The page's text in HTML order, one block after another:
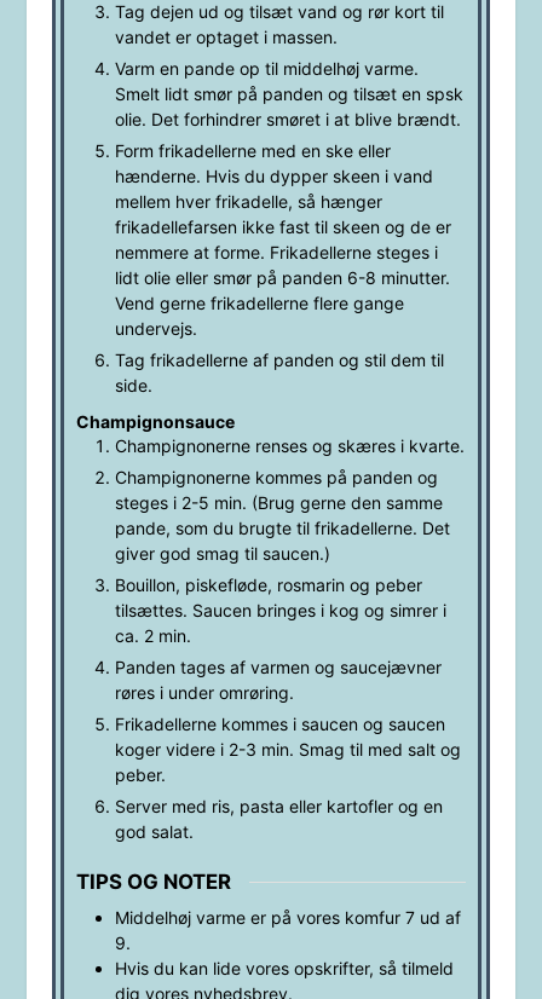
Tag dejen ud og tilsæt vand og rør kort til
vandet er optaget i massen.
Varm en pande op til middelhøj varme.
Smelt lidt smør på panden og tilsæt en spsk
olie. Det forhindrer smøret i at blive brændt.
Form frikadellerne med en ske eller
hænderne. Hvis du dypper skeen i vand
mellem hver frikadelle, så hænger
frikadellefarsen ikke fast til skeen og de er
nemmere at forme. Frikadellerne steges i
lidt olie eller smør på panden 6-8 minutter.
Vend gerne frikadellerne flere gange
undervejs.
Tag frikadellerne af panden og stil dem til
side.
Champignonsauce
Champignonerne renses og skæres i kvarte.
Champignonerne kommes på panden og
steges i 2-5 min. (Brug gerne den samme
pande, som du brugte til frikadellerne. Det
giver god smag til saucen.)
Bouillon, piskefløde, rosmarin og peber
tilsættes. Saucen bringes i kog og simrer i
ca. 2 min.
Panden tages af varmen og saucejævner
røres i under omrøring.
Frikadellerne kommes i saucen og saucen
koger videre i 2-3 min. Smag til med salt og
peber.
Server med ris, pasta eller kartofler og en
god salat.
TIPS OG NOTER
Middelhøj varme er på vores komfur 7 ud af
9.
Hvis du kan lide vores opskrifter, så tilmeld
dig vores nyhedsbrev.